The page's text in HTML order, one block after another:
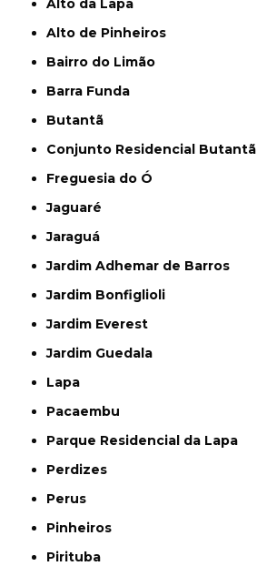
Alto da Lapa
Alto de Pinheiros
Bairro do Limão
Barra Funda
Butantã
Conjunto Residencial Butantã
Freguesia do Ó
Jaguaré
Jaraguá
Jardim Adhemar de Barros
Jardim Bonfiglioli
Jardim Everest
Jardim Guedala
Lapa
Pacaembu
Parque Residencial da Lapa
Perdizes
Perus
Pinheiros
Pirituba